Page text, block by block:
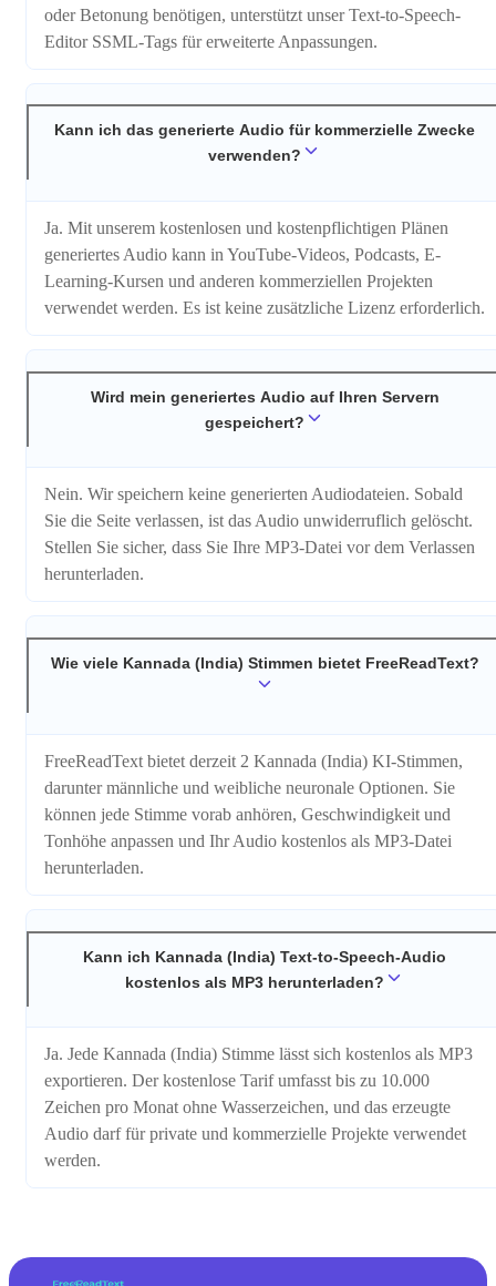
oder Betonung benötigen, unterstützt unser Text-to-Speech-
Editor SSML-Tags für erweiterte Anpassungen.
Kann ich das generierte Audio für kommerzielle Zwecke
verwenden?
Ja. Mit unserem kostenlosen und kostenpflichtigen Plänen
generiertes Audio kann in YouTube-Videos, Podcasts, E-
Learning-Kursen und anderen kommerziellen Projekten
verwendet werden. Es ist keine zusätzliche Lizenz erforderlich.
Wird mein generiertes Audio auf Ihren Servern
gespeichert?
Nein. Wir speichern keine generierten Audiodateien. Sobald
Sie die Seite verlassen, ist das Audio unwiderruflich gelöscht.
Stellen Sie sicher, dass Sie Ihre MP3-Datei vor dem Verlassen
herunterladen.
Wie viele Kannada (India) Stimmen bietet FreeReadText?
FreeReadText bietet derzeit 2 Kannada (India) KI-Stimmen,
darunter männliche und weibliche neuronale Optionen. Sie
können jede Stimme vorab anhören, Geschwindigkeit und
Tonhöhe anpassen und Ihr Audio kostenlos als MP3-Datei
herunterladen.
Kann ich Kannada (India) Text-to-Speech-Audio
kostenlos als MP3 herunterladen?
Ja. Jede Kannada (India) Stimme lässt sich kostenlos als MP3
exportieren. Der kostenlose Tarif umfasst bis zu 10.000
Zeichen pro Monat ohne Wasserzeichen, und das erzeugte
Audio darf für private und kommerzielle Projekte verwendet
werden.